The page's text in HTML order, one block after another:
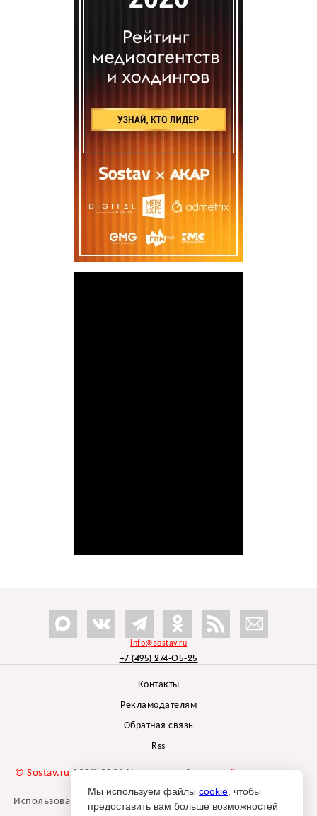
info@sostav.ru
+7 (495) 274-05-25
Контакты
Рекламодателям
Обратная связь
Rss
© Sostav.ru 1998-2026 Независимый проектбрендингового
агентства Depot
Использование материалов Sostav.ru допустимо только при
Мы используем файлы cookie , чтобы
предоставить вам больше возможностей